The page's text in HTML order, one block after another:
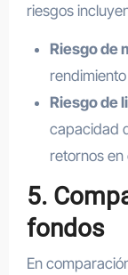
riesgos
Riesgo de
Riesgo de
capacidad
retornos en
5.
fondos
En